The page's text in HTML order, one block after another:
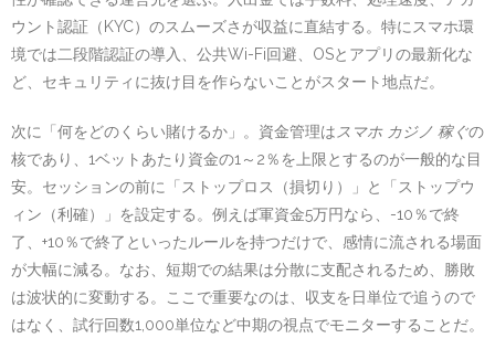
ウント認証（KYC）のスムーズさが収益に直結する。特にスマホ環
境では二段階認証の導入、公共Wi-Fi回避、OSとアプリの最新化な
ど、セキュリティに抜け目を作らないことがスタート地点だ。
次に「何をどのくらい賭けるか」。資金管理は スマホ カジノ 稼ぐの
核であり、1ベットあたり資金の1～2％を上限とするのが一般的な目
安。セッションの前に「ストップロス（損切り）」と「ストップウ
ィン（利確）」を設定する。例えば軍資金5万円なら、-10％で終
了、+10％で終了といったルールを持つだけで、感情に流される場面
が大幅に減る。なお、短期での結果は分散に支配されるため、勝敗
は波状的に変動する。ここで重要なのは、収支を日単位で追うので
はなく、試行回数1,000単位など中期の視点でモニターすることだ。